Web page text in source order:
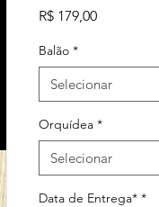
R$ 179,00Preço
Balão *
Selecionar
Orquídea *
Selecionar
Data de Entrega* *